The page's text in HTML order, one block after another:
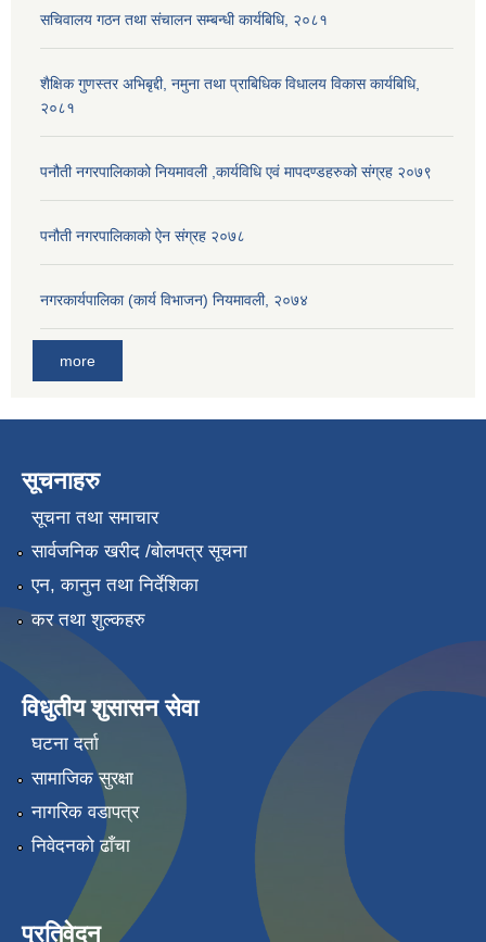
सचिवालय गठन तथा संचालन सम्बन्धी कार्यबिधि, २०८१
शैक्षिक गुणस्तर अभिबृद्दी, नमुना तथा प्राबिधिक विधालय विकास कार्यबिधि,
२०८१
पनौती नगरपालिकाको नियमावली ,कार्यविधि एवं मापदण्डहरुको संग्रह २०७९
पनौती नगरपालिकाको ऐन संग्रह २०७८
नगरकार्यपालिका (कार्य विभाजन) नियमावली, २०७४
more
सूचनाहरु
सूचना तथा समाचार
सार्वजनिक खरीद /बोलपत्र सूचना
एन, कानुन तथा निर्देशिका
कर तथा शुल्कहरु
विधुतीय शुसासन सेवा
घटना दर्ता
सामाजिक सुरक्षा
नागरिक वडापत्र
निवेदनको ढाँचा
प्रतिवेदन